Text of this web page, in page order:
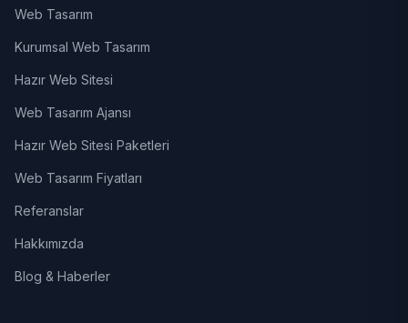
Web Tasarım
Kurumsal Web Tasarım
Hazır Web Sitesi
Web Tasarım Ajansı
Hazır Web Sitesi Paketleri
Web Tasarım Fiyatları
Referanslar
Hakkımızda
Blog & Haberler